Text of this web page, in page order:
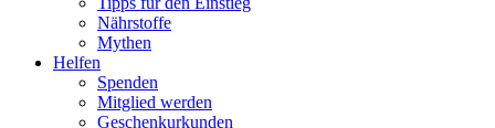
Nährstoffe
Mythen
Helfen
Spenden
Mitglied werden
Geschenkurkunden